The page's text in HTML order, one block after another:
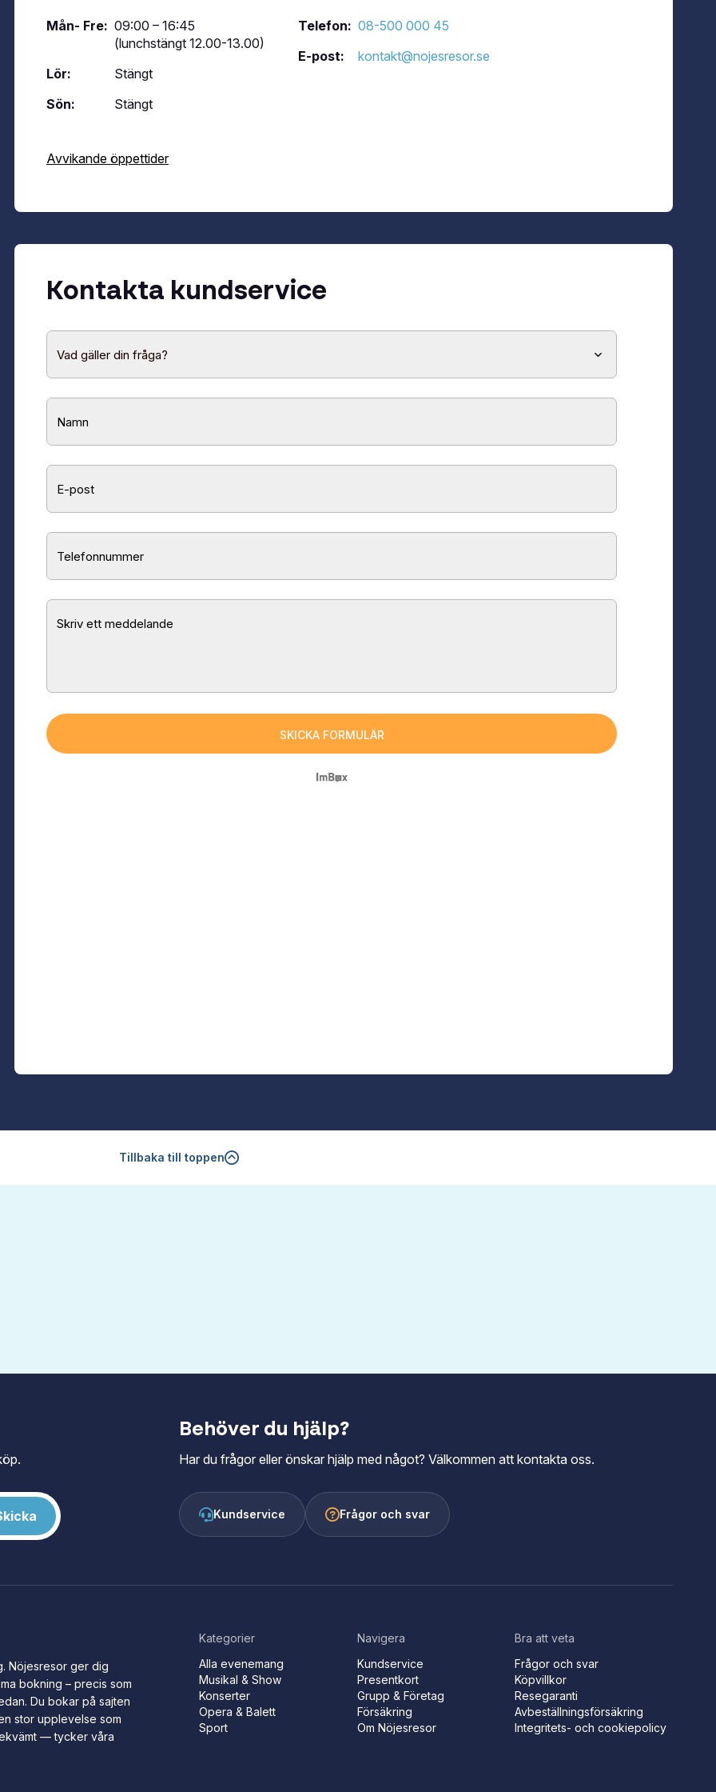
unga människor som försöker hitta sig själva, varandra och sin plats i gemenskapen. En berättelse om kärlek,
och modet att våga vara den man är – lika relevant idag som när Grease först såg dagens ljus. Medverkar gör
Pia Tärnström, Vanja Engström, Arantxa Alvarez, Anna Mannheimer, Nils Reinholtz och Emil Henrohn tillsammans
och liveorkester. Regi och svensk dialog står Klas Wiljergård för, koreografi av Jennie Widegren och
av Nils-Petter Ankarblom. Denna uppsättning är en uppdaterad tolkning – snabbare, snyggare och mer visuell –
är den ultimata feelgood-upplevelsen – perfekt för en kväll med vänner, en dejt, kollegor eller familjen. En
generationer som lämnar publiken euforisk. Det här är Grease The Musical. Precis som du minns den. Fast
Mån- Fre: 09:00 – 16:45
(lunchstängt 12.00-13.00)
Lör:
Stängt
Sön:
Stängt
Telefon: 08-500 000 45
E-post:
kontakt@nojesresor.se
Avvikande öppettider
Kontakta kundservice
Tillbaka till toppen
Behöver du hjälp?
Har du frågor eller önskar hjälp med något? Välkommen att kontakta oss.
Kundservice Frågor och svar
Nöjesresor ger dig
bokning – precis som
Du bokar på sajten
stor upplevelse som
— tycker våra
Kategorier
Alla evenemang
Musikal & Show
Konserter
Opera & Balett
Sport
Navigera
Kundservice
Presentkort
Grupp & Företag
Försäkring
Om Nöjesresor
Bra att veta
Frågor och svar
Köpvillkor
Resegaranti
Avbeställningsförsäkring
Integritets- och cookiepolicy